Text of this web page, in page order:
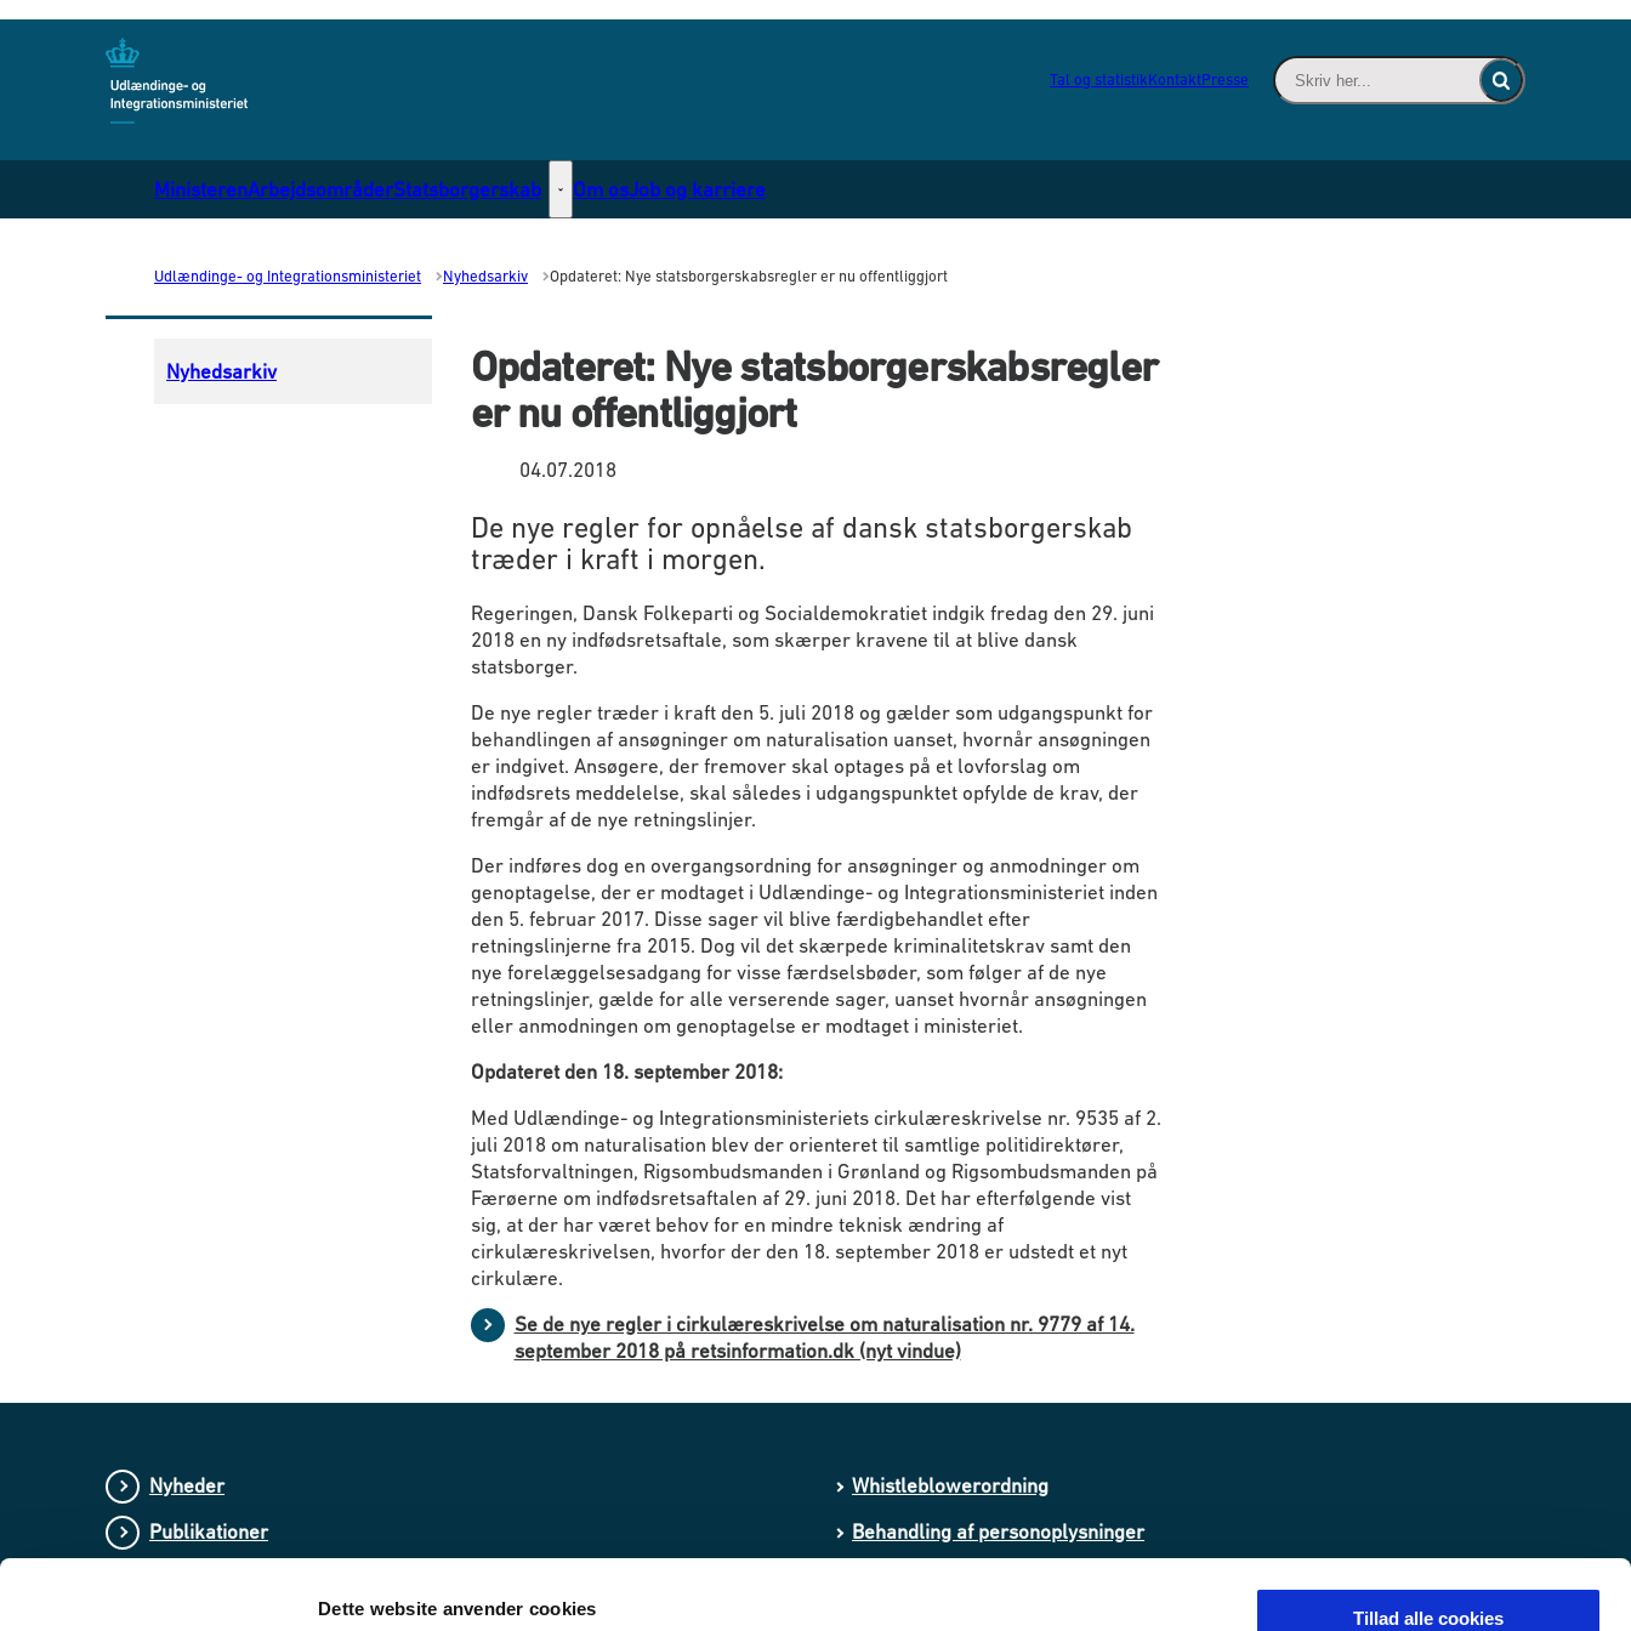
Dette website anvender cookies Tillad alle cookies
Tal og statistikKontaktPresse
Skriv her... - Indsæt søgeord for at søge
Fold søgefelt ind
MinisterenArbejdsområderStatsborgerskab Statsborgerskab - Flere links
Om osJob og karriere
Udlændinge- og Integrationsministeriet Nyhedsarkiv Opdateret: Nye statsborgerskabsregler er nu offentliggjort
Nyhedsarkiv
Opdateret: Nye statsborgerskabsregler
er nu offentliggjort
04.07.2018
De nye regler for opnåelse af dansk statsborgerskab
træder i kraft i morgen.
Regeringen, Dansk Folkeparti og Socialdemokratiet indgik fredag den 29. juni
2018 en ny indfødsretsaftale, som skærper kravene til at blive dansk
statsborger.
De nye regler træder i kraft den 5. juli 2018 og gælder som udgangspunkt for
behandlingen af ansøgninger om naturalisation uanset, hvornår ansøgningen
er indgivet. Ansøgere, der fremover skal optages på et lovforslag om
indfødsrets meddelelse, skal således i udgangspunktet opfylde de krav, der
fremgår af de nye retningslinjer.
Der indføres dog en overgangsordning for ansøgninger og anmodninger om
genoptagelse, der er modtaget i Udlændinge- og Integrationsministeriet inden
den 5. februar 2017. Disse sager vil blive færdigbehandlet efter
retningslinjerne fra 2015. Dog vil det skærpede kriminalitetskrav samt den
nye forelæggelsesadgang for visse færdselsbøder, som følger af de nye
retningslinjer, gælde for alle verserende sager, uanset hvornår ansøgningen
eller anmodningen om genoptagelse er modtaget i ministeriet.
Opdateret den 18. september 2018:
Med Udlændinge- og Integrationsministeriets cirkulæreskrivelse nr. 9535 af 2.
juli 2018 om naturalisation blev der orienteret til samtlige politidirektører,
Statsforvaltningen, Rigsombudsmanden i Grønland og Rigsombudsmanden på
Færøerne om indfødsretsaftalen af 29. juni 2018. Det har efterfølgende vist
sig, at der har været behov for en mindre teknisk ændring af
cirkulæreskrivelsen, hvorfor der den 18. september 2018 er udstedt et nyt
cirkulære.
Se de nye regler i cirkulæreskrivelse om naturalisation nr. 9779 af 14.
september 2018 på retsinformation.dk (nyt vindue)
Nyheder
Publikationer
Whistleblowerordning
Behandling af personoplysninger